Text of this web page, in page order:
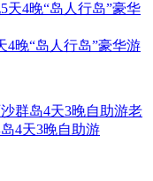
4晚“岛人行岛”豪华游
老
4天3晚自助游